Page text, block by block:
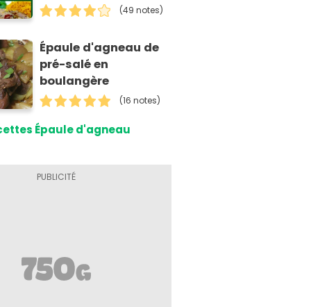
(49 notes)
Épaule d'agneau de
pré-salé en
boulangère
(16 notes)
Épaule d'agneau